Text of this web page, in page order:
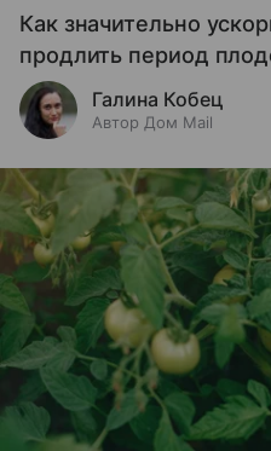
Как значительно
продлить период
Галина Кобец
Автор Дом Mail